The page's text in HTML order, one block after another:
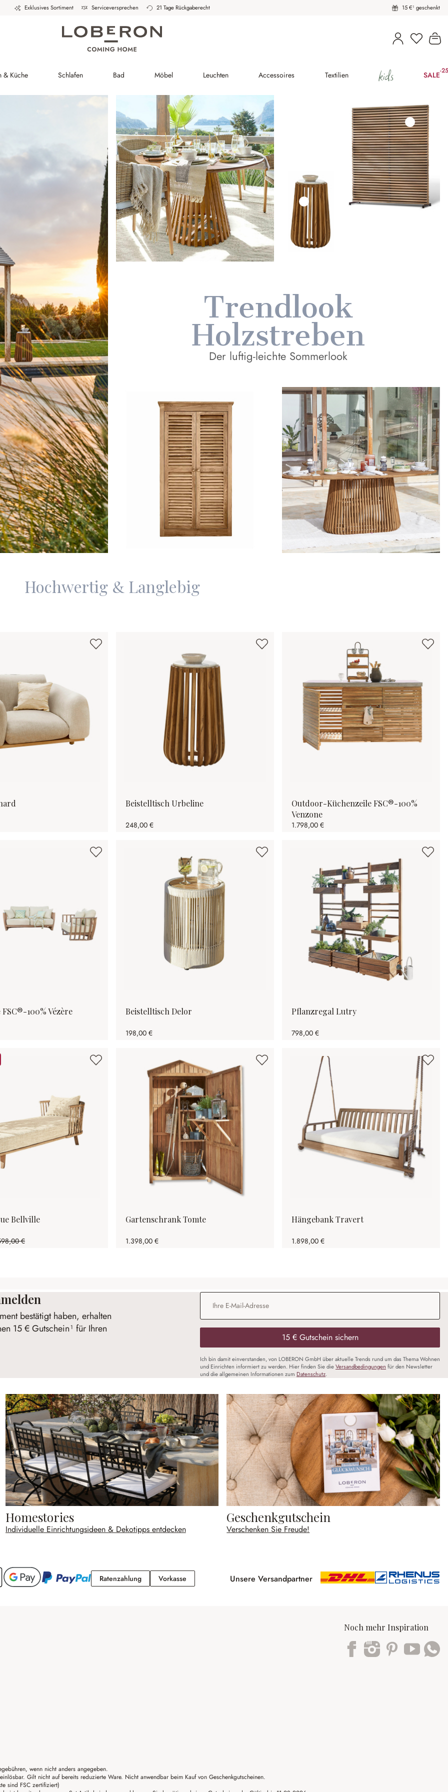
Exklusives Sortiment Serviceversprechen 21 Tage Rückgaberecht 15 €¹ geschenkt
Du hast
& Küche Schlafen Bad Möbel Leuchten Accessoires Textilien kids SALE-
Trendlook
Holzstreben
Der luftig-leichte Sommerlook
Hochwertig & Langlebig
Beistelltisch Urbeline
248,00 €
Outdoor-Küchenzeile FSC®-100%
Venzone
1.798,00 €
100% Vézère Beistelltisch Delor
198,00 €
Pflanzregal Lutry
798,00 €
Bellville
€
gespart)
Gartenschrank Tomte
1.398,00 €
Hängebank Travert
1.898,00 €
bestätigt haben, erhalten
15 € Gutschein¹ für Ihren
E-Mail-Adresse
15 € Gutschein sichern
Ich bin damit einverstanden, von LOBERON GmbH über aktuelle Trends rund um das Thema Wohnen
und Einrichten informiert zu werden. Hier finden Sie dieVersandbedingungen für den Newsletter
und die allgemeinen Informationen zum Datenschutz.
Homestories
Individuelle Einrichtungsideen & Dekotipps entdecken
Geschenkgutschein
Verschenken Sie Freude!
RatenzahlungRatenzahlung
VorkasseVorkasse Unsere Versandpartner
Noch mehr Inspiration
wenn nicht anders angegeben.
Gilt nicht auf bereits reduzierte Ware. Nicht anwendbar beim Kauf von Geschenkgutscheinen.
sind FSC zertifiziert)